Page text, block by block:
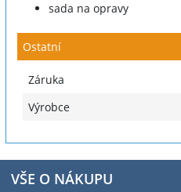
sada na opravy
Ostatní
Záruka
Výrobce
VŠE O NÁKUPU